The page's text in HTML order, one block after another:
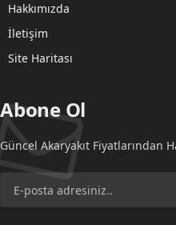
Hakkımızda
İletişim
Site Haritası
Abone Ol
Güncel Akaryakıt Fiyatlarından